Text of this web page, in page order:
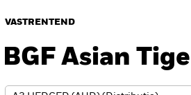
VASTRENTEND
BGF Asian